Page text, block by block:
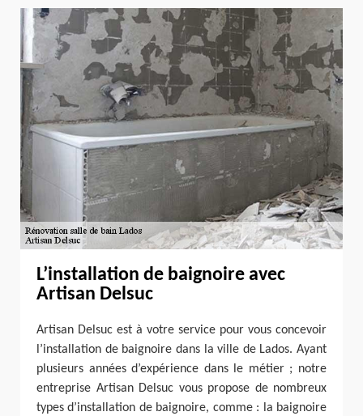
L’installation de baignoire avec
Artisan Delsuc
Artisan Delsuc est à votre service pour vous concevoir
l’installation de baignoire dans la ville de Lados. Ayant
plusieurs années d’expérience dans le métier ; notre
entreprise Artisan Delsuc vous propose de nombreux
types d’installation de baignoire, comme : la baignoire